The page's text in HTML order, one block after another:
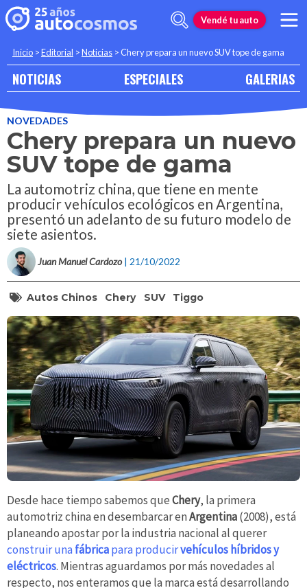
Vendé tu auto
Inicio >Editorial >Noticias >Chery prepara un nuevo SUV tope de gama
NOTICIAS ESPECIALES GALERIAS
NOVEDADES
Chery prepara un nuevo
SUV tope de gama
La automotriz china, que tiene en mente
producir vehículos ecológicos en Argentina,
presentó un adelanto de su futuro modelo de
siete asientos.
Juan Manuel Cardozo | 21/10/2022
Autos Chinos Chery SUV Tiggo
Desde hace tiempo sabemos queChery, la primera
automotriz china en desembarcar enArgentina(2008), está
planeando apostar por la industria nacional al querer
construir unafábricapara producirvehículos híbridos y
eléctricos. Mientras aguardamos por más novedades al
respecto, nos enteramos que la marca está desarrollando